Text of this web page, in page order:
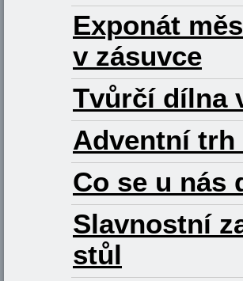
Exponát
v zásuvce
Tvůrčí dílna
Adventní trh
Co se u nás
Slavnostní
stůl